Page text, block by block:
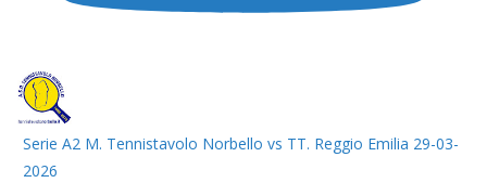
Serie A2 M. Tennistavolo Norbello vs TT. Reggio Emilia 29-03-
2026